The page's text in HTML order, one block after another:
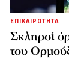
ΕΠΙΚΑΙΡΟΤΗΤΑ
Σκληροί
του